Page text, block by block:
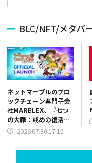
BLC/NFT/メタバ
ネットマーブルのブロ
ックチェーン専門子会
社MARBLEX、『七つ
の大罪：戒めの復活
NFT』を正式リリース
2026.07.30 17:10